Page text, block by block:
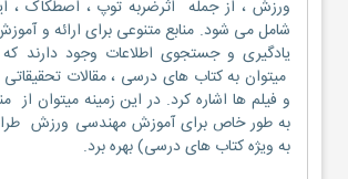
ورزش ، از جمله اثرضربه توپ ، اصطکاک ،
شامل می شود. منابع متنوعی برای ارائه و
یادگیری و جستجوی اطلاعات وجود دارند
میتوان به کتاب های درسی ، مقالات
و فیلم ها اشاره کرد. در این زمینه میتوان از
به طور خاص برای آموزش مهندسی ورزش
به ویژه کتاب های درسی) بهره برد.